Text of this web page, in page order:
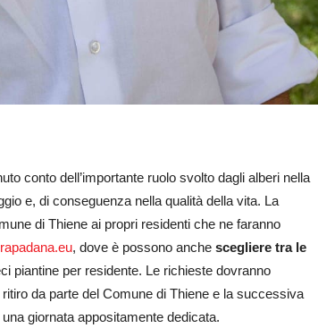
conto dell’importante ruolo svolto dagli alberi nella
e, di conseguenza nella qualità della vita. La
di Thiene ai propri residenti che ne faranno
, dove è possono anche scegliere tra le
piantine per residente. Le richieste dovranno
ritiro da parte del Comune di Thiene e la successiva
giornata appositamente dedicata.